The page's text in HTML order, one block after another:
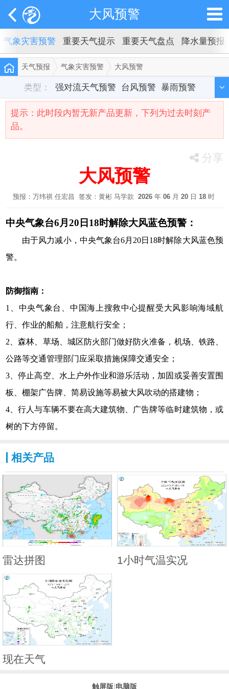
大风预警
气象灾害预警 重要天气提示 重要天气盘点 降水量预报
天气预报 气象灾害预警 大风预警
类型： 强对流天气预警 台风预警 暴雨预警
高温预警 大风预警 大雾预警
提示：此时段内暂无新产品更新，下列为过去时刻产
品。
分享
大风预警
预报：万纬祺 任宏昌 签发：黄彬 马学款 2026年 06月 20日 18时
中央气象台6月20日18时解除大风蓝色预警：
由于风力减小，中央气象台6月20日18时解除大风蓝色预
警。
防御指南：
1
、中央气象台、中国海上搜救中心提醒受大风影响海域航
行、作业的船舶，注意航行安全；
2 、森林、草场、城区防火部门做好防火准备，机场、铁路、
公路等交通管理部门应采取措施保障交通安全；
3 、停止高空、水上户外作业和游乐活动，加固或妥善安置围
板、棚架广告牌、简易设施等易被大风吹动的搭建物；
4 、行人与车辆不要在高大建筑物、广告牌等临时建筑物，或
树的下方停留。
相关产品
雷达拼图 1小时气温实况
现在天气
触屏版|电脑版